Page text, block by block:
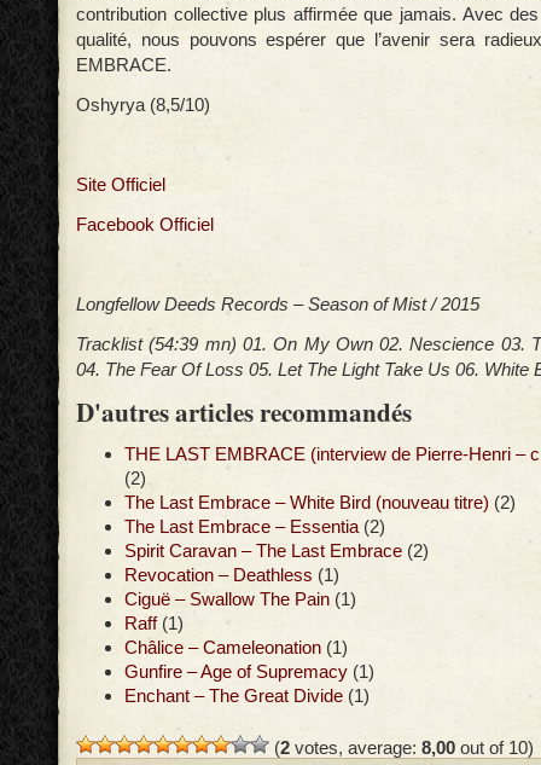
contribution collective plus affirmée que jamais. Avec des
qualité, nous pouvons espérer que l’avenir sera
EMBRACE.
Oshyrya (8,5/10)
Site Officiel
Facebook Officiel
Longfellow Deeds Records – Season of Mist / 2015
Tracklist (54:39 mn) 01. On My Own 02. Nescience 03.
04. The Fear Of Loss 05. Let The Light Take Us 06. White
D'autres articles recommandés
THE LAST EMBRACE (interview de Pierre-Henri –
(2)
The Last Embrace – White Bird (nouveau titre) (2)
The Last Embrace – Essentia (2)
Spirit Caravan – The Last Embrace (2)
Revocation – Deathless (1)
Ciguë – Swallow The Pain (1)
Raff(1)
Châlice – Cameleonation (1)
Gunfire – Age of Supremacy (1)
Enchant – The Great Divide (1)
(2 votes, average: 8,00 out of 10)